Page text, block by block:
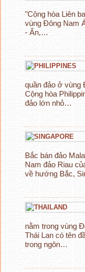
"Cộng hòa Liên
vùng Đông Nam
- Ấn,…
quần đảo ở vùng
Cộng hòa
đảo lớn nhỏ…
Bắc bán đảo
Nam đảo Riau
về hướng Bắc,
nằm trong vùng
Thái Lan có tên
trong ngôn…